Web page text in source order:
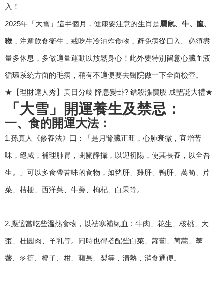
入！
2025年「大雪」這半個月，健康要注意的生肖是屬鼠、牛、龍、
猴 ，注意飲食衛生，戒吃生冷油炸食物，避免病從口入。必須盡
量多休息，多做適量運動以放鬆身心！此外要特別留意心臟血液
循環系統方面的毛病，稍有不適便要去醫院做一下全面檢查。
★【理財達人秀】美日分歧 降息變卦? 錯殺漲價股 成聖誕大禮★
「大雪」開運養生及禁忌：
一、食的開運大法：
1.孫真人《修養法》曰：「是月腎臟正旺，心肺衰微，宜增苦
味，絕咸，補理肺胃，閉關靜攝，以迎初陽，使其長養，以全吾
生。」可以多食帶苦味的食物，如豬肝、雞肝、鴨肝、萵筍、芹
菜、桔梗、西洋菜、牛蒡、枸杞、白果等。
2.應適當吃些溫熱食物，以祛寒補氣血：牛肉、花生、核桃、大
棗、桂圓肉、羊乳等。同時也得搭配些白菜、蘿蔔、茼蒿、荸
薺、冬筍、橙子、柑、蘋果、梨等，清熱，消食通便。